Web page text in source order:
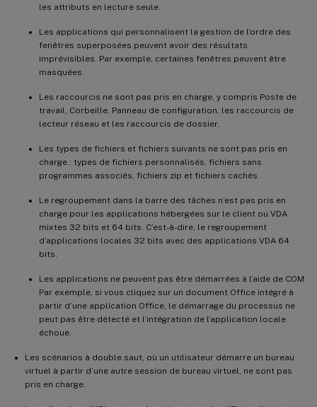
les attributs en lecture seule.
Les applications qui personnalisent la gestion de l’ordre des
fenêtres superposées peuvent avoir des résultats
imprévisibles. Par exemple, certaines fenêtres peuvent être
masquées.
Les raccourcis ne sont pas pris en charge, y compris Poste de
travail, Corbeille, Panneau de configuration, les raccourcis de
lecteur réseau et les raccourcis de dossier.
Les types de fichiers et fichiers suivants ne sont pas pris en
charge : types de fichiers personnalisés, fichiers sans
programmes associés, fichiers zip et fichiers cachés.
Le regroupement dans la barre des tâches n’est pas pris en
charge pour les applications hébergées sur le client ou VDA
mixtes 32 bits et 64 bits. C’est-à-dire, le regroupement
d’applications locales 32 bits avec des applications VDA 64
bits.
Les applications ne peuvent pas être démarrées à l’aide de COM.
Par exemple, si vous cliquez sur un document Office intégré à
partir d’une application Office, le démarrage du processus ne
peut pas être détecté et l’intégration de l’application locale
échoue.
Les scénarios à double saut, où un utilisateur démarre un bureau
virtuel à partir d’une autre session de bureau virtuel, ne sont pas
pris en charge.